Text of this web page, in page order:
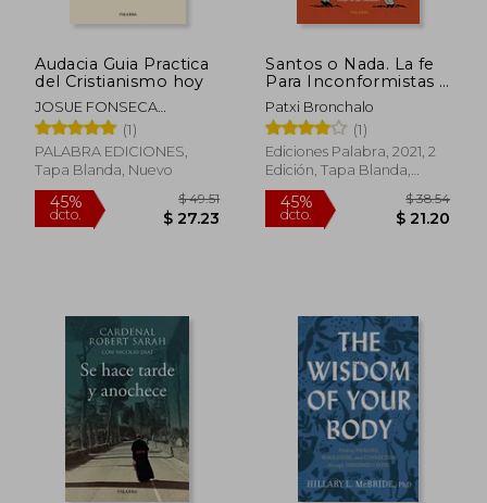
45%
dcto. $ 26.36
45%
dcto.
Audacia Guia Practica
del Cristianismo hoy
JOSUE FONSECA
MONTES
(1)
PALABRA EDICIONES,
Tapa Blanda, Nuevo
Santos o Nada. La fe
Para Inconformistas y
Revolucionarios
(Mundo y
Cristianismo)
Patxi Bronchalo
(1)
Ediciones Palabra, 2021, 2
Edición, Tapa Blanda,
Nuevo